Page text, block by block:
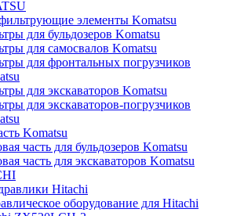
элементы Komatsu
для бульдозеров Komatsu
для самосвалов Komatsu
для фронтальных погрузчиков
для экскаваторов Komatsu
для экскаваторов-погрузчиков
Komatsu
часть для бульдозеров Komatsu
часть для экскаваторов Komatsu
Hitachi
оборудование для Hitachi